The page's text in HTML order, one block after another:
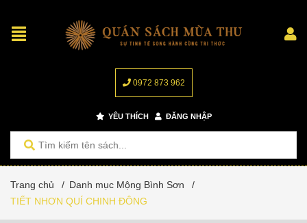
0972 873 962
YÊU THÍCH ĐĂNG NHẬP
Trang chủ / Danh mục Mộng Bình Sơn
/
TIẾT NHƠN QUÍ CHINH ĐÔNG